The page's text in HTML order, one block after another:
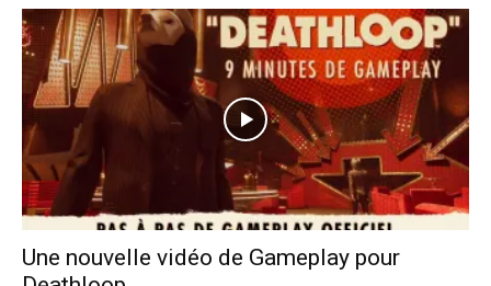
Une nouvelle vidéo de Gameplay pour